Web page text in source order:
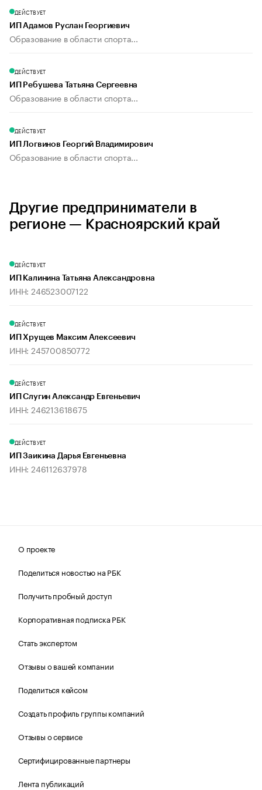
ДЕЙСТВУЕТ
ИП Адамов Руслан Георгиевич
Образование в области спорта...
ДЕЙСТВУЕТ
ИП Ребушева Татьяна Сергеевна
Образование в области спорта...
ДЕЙСТВУЕТ
ИП Логвинов Георгий Владимирович
Образование в области спорта...
Другие предприниматели в
регионе — Красноярский край
ДЕЙСТВУЕТ
ИП Калинина Татьяна Александровна
ИНН: 246523007122
ДЕЙСТВУЕТ
ИП Хрущев Максим Алексеевич
ИНН: 245700850772
ДЕЙСТВУЕТ
ИП Слугин Александр Евгеньевич
ИНН: 246213618675
ДЕЙСТВУЕТ
ИП Заикина Дарья Евгеньевна
ИНН: 246112637978
О проекте
Поделиться новостью на РБК
Получить пробный доступ
Корпоративная подписка РБК
Стать экспертом
Отзывы о вашей компании
Поделиться кейсом
Создать профиль группы компаний
Отзывы о сервисе
Сертифицированные партнеры
Лента публикаций